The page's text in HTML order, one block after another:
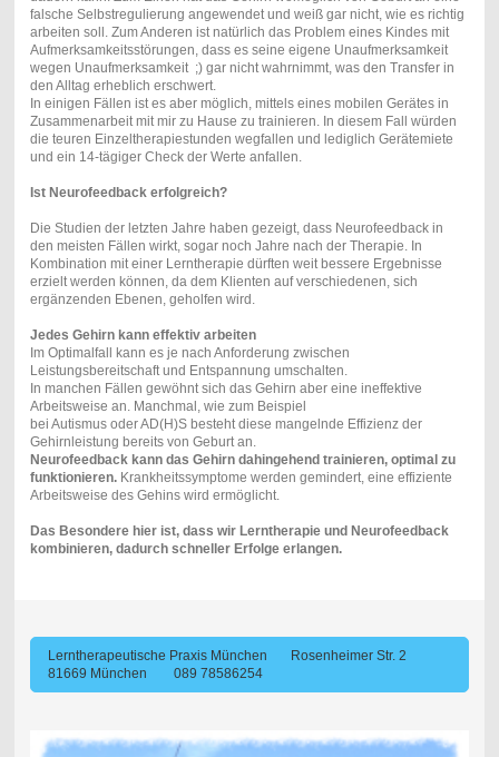
falsche Selbstregulierung angewendet und weiß gar nicht, wie es richtig
arbeiten soll. Zum Anderen ist natürlich das Problem eines Kindes mit
Aufmerksamkeitsstörungen, dass es seine eigene Unaufmerksamkeit
wegen Unaufmerksamkeit ;) gar nicht wahrnimmt, was den Transfer in
den Alltag erheblich erschwert.
In einigen Fällen ist es aber möglich, mittels eines mobilen Gerätes in
Zusammenarbeit mit mir zu Hause zu trainieren. In diesem Fall würden
die teuren Einzeltherapiestunden wegfallen und lediglich Gerätemiete
und ein 14-tägiger Check der Werte anfallen.
Ist Neurofeedback erfolgreich?
Die Studien der letzten Jahre haben gezeigt, dass Neurofeedback in
den meisten Fällen wirkt, sogar noch Jahre nach der Therapie. In
Kombination mit einer Lerntherapie dürften weit bessere Ergebnisse
erzielt werden können, da dem Klienten auf verschiedenen, sich
ergänzenden Ebenen, geholfen wird.
Jedes Gehirn kann effektiv arbeiten
Im Optimalfall kann es je nach Anforderung zwischen
Leistungsbereitschaft und Entspannung umschalten.
In manchen Fällen gewöhnt sich das Gehirn aber eine ineffektive
Arbeitsweise an. Manchmal, wie zum Beispiel
bei Autismus oder AD(H)S besteht diese mangelnde Effizienz der
Gehirnleistung bereits von Geburt an.
Neurofeedback kann das Gehirn dahingehend trainieren, optimal zu
funktionieren.Krankheitssymptome werden gemindert, eine effiziente
Arbeitsweise des Gehins wird ermöglicht.
Das Besondere hier ist, dass wir Lerntherapie und Neurofeedback
kombinieren, dadurch schneller Erfolge erlangen.
Lerntherapeutische Praxis München Rosenheimer Str. 2
81669 München 089 78586254